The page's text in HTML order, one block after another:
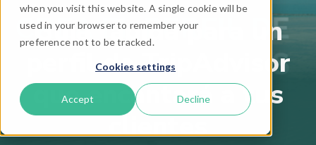
when you visit this website. A single cookie will be
used in your browser to remember your
preference not to be tracked.
Cookies settings
Accept Decline
Guía rápida para un
perfil de TripAdvisor
que encantará a tus
clientes